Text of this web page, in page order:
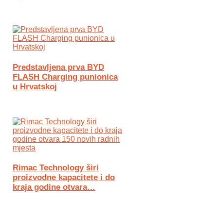
Predstavljena prva BYD
FLASH Charging punionica
u Hrvatskoj
Rimac Technology širi
proizvodne kapacitete i do
kraja godine otvara…